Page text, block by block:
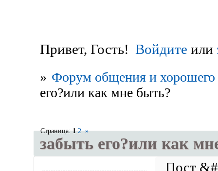
Привет, Гость! Войдите или
» Форум общения и хорошего
его?или как мне быть?
забыть его?или как
Страница:1 2 »